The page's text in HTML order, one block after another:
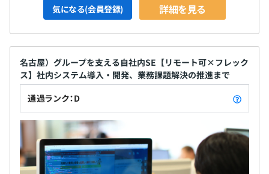
気になる(会員登録) 詳細を見る
名古屋）グループを支える自社内SE【リモート可×フレック
ス】社内システム導入・開発、業務課題解決の推進まで
通過ランク：D